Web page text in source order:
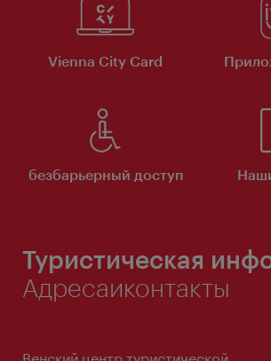
Vienna City Card
безбарьерный доступ
Туристическая
Адресаиконтакты